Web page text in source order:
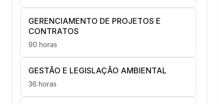
GERENCIAMENTO DE PROJETOS E
CONTRATOS
90 horas
GESTÃO E LEGISLAÇÃO AMBIENTAL
36 horas